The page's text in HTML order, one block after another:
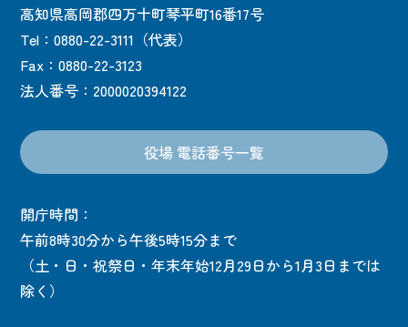
高知県高岡郡四万十町琴平町16番17号
Tel：0880-22-3111（代表）
Fax：0880-22-3123
法人番号：2000020394122
役場 電話番号一覧
開庁時間：
午前8時30分から午後5時15分まで
（土・日・祝祭日・年末年始12月29日から1月3日までは
除く）